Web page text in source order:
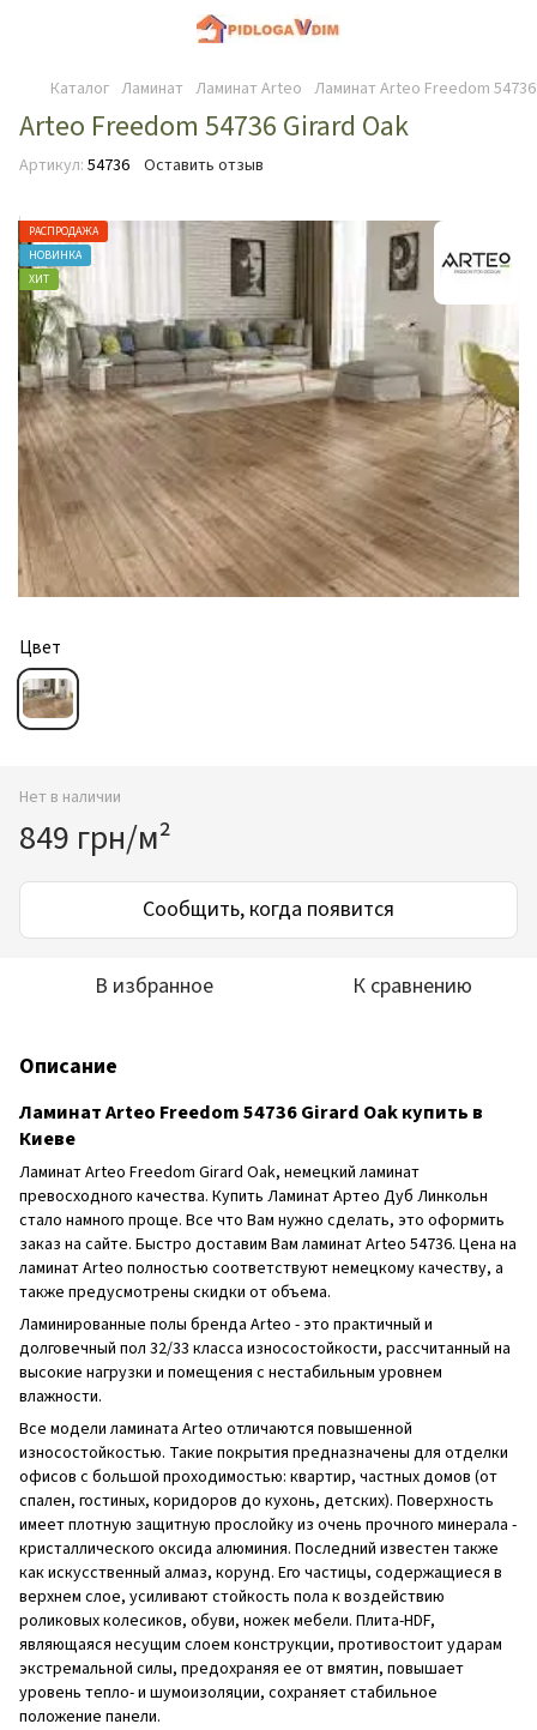
Каталог Ламинат Ламинат Arteo Ламинат Arteo Freedom
Arteo Freedom 54736 Girard Oak
Артикул: 54736 Оставить отзыв
РАСПРОДАЖА
НОВИНКА
ХИТ
Цвет
Нет в наличии
849 грн/м²
Сообщить, когда появится
В избранное К сравнению
Описание
Ламинат Arteo Freedom 54736 Girard Oak купить в
Киеве
Ламинат Arteo Freedom Girard Oak, немецкий ламинат
превосходного качества. Купить Ламинат Артео Дуб Линкольн
стало намного проще. Все что Вам нужно сделать, это оформить
заказ на сайте. Быстро доставим Вам ламинат Arteo 54736. Цена на
ламинат Arteo полностью соответствуют немецкому качеству, а
также предусмотрены скидки от объема.
Ламинированные полы бренда Arteo - это практичный и
долговечный пол 32/33 класса износостойкости, рассчитанный на
высокие нагрузки и помещения с нестабильным уровнем
влажности.
Все модели ламината Arteo отличаются повышенной
износостойкостью. Такие покрытия предназначены для отделки
офисов с большой проходимостью: квартир, частных домов (от
спален, гостиных, коридоров до кухонь, детских). Поверхность
имеет плотную защитную прослойку из очень прочного минерала -
кристаллического оксида алюминия. Последний известен также
как искусственный алмаз, корунд. Его частицы, содержащиеся в
верхнем слое, усиливают стойкость пола к воздействию
роликовых колесиков, обуви, ножек мебели. Плита-HDF,
являющаяся несущим слоем конструкции, противостоит ударам
экстремальной силы, предохраняя ее от вмятин, повышает
уровень тепло- и шумоизоляции, сохраняет стабильное
положение панели.